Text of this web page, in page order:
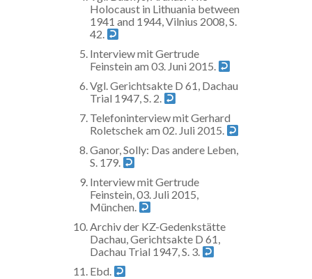
Holocaust in Lithuania between
1941 and 1944, Vilnius 2008, S.
42.
Interview mit Gertrude
Feinstein am 03. Juni 2015.
Vgl. Gerichtsakte D 61, Dachau
Trial 1947, S. 2.
Telefoninterview mit Gerhard
Roletschek am 02. Juli 2015.
Ganor, Solly: Das andere Leben,
S. 179.
Interview mit Gertrude
Feinstein, 03. Juli 2015,
München.
Archiv der KZ-Gedenkstätte
Dachau, Gerichtsakte D 61,
Dachau Trial 1947, S. 3.
Ebd.